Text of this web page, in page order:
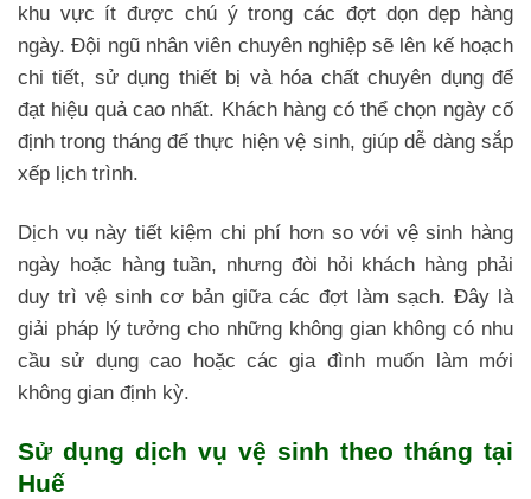
khu vực ít được chú ý trong các đợt dọn dẹp hàng
ngày. Đội ngũ nhân viên chuyên nghiệp sẽ lên kế hoạch
chi tiết, sử dụng thiết bị và hóa chất chuyên dụng để
đạt hiệu quả cao nhất. Khách hàng có thể chọn ngày cố
định trong tháng để thực hiện vệ sinh, giúp dễ dàng sắp
xếp lịch trình.
Dịch vụ này tiết kiệm chi phí hơn so với vệ sinh hàng
ngày hoặc hàng tuần, nhưng đòi hỏi khách hàng phải
duy trì vệ sinh cơ bản giữa các đợt làm sạch. Đây là
giải pháp lý tưởng cho những không gian không có nhu
cầu sử dụng cao hoặc các gia đình muốn làm mới
không gian định kỳ.
Sử dụng dịch vụ vệ sinh theo tháng tại
Huế